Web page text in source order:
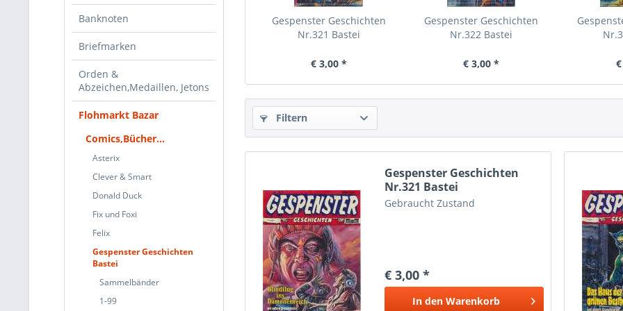
Banknoten
Briefmarken
Orden &
Abzeichen,Medaillen, Jetons
Flohmarkt Bazar
Comics,Bücher...
Asterix
Clever & Smart
Donald Duck
Fix und Foxi
Felix
Gespenster Geschichten
Bastei
Sammelbänder
1-99
Gespenster Geschichten
Nr.321 Bastei
€ 3,00 *
Gespenster Geschichten
Nr.322 Bastei
€ 3,00 *
Filtern
Gespenster Geschichten
Nr.321 Bastei
Gebraucht Zustand
€ 3,00 *
In den Warenkorb